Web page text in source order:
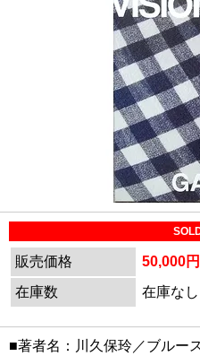
販売価格
50,000円
在庫数
在庫なし
■著者名：川久保玲／ブルー